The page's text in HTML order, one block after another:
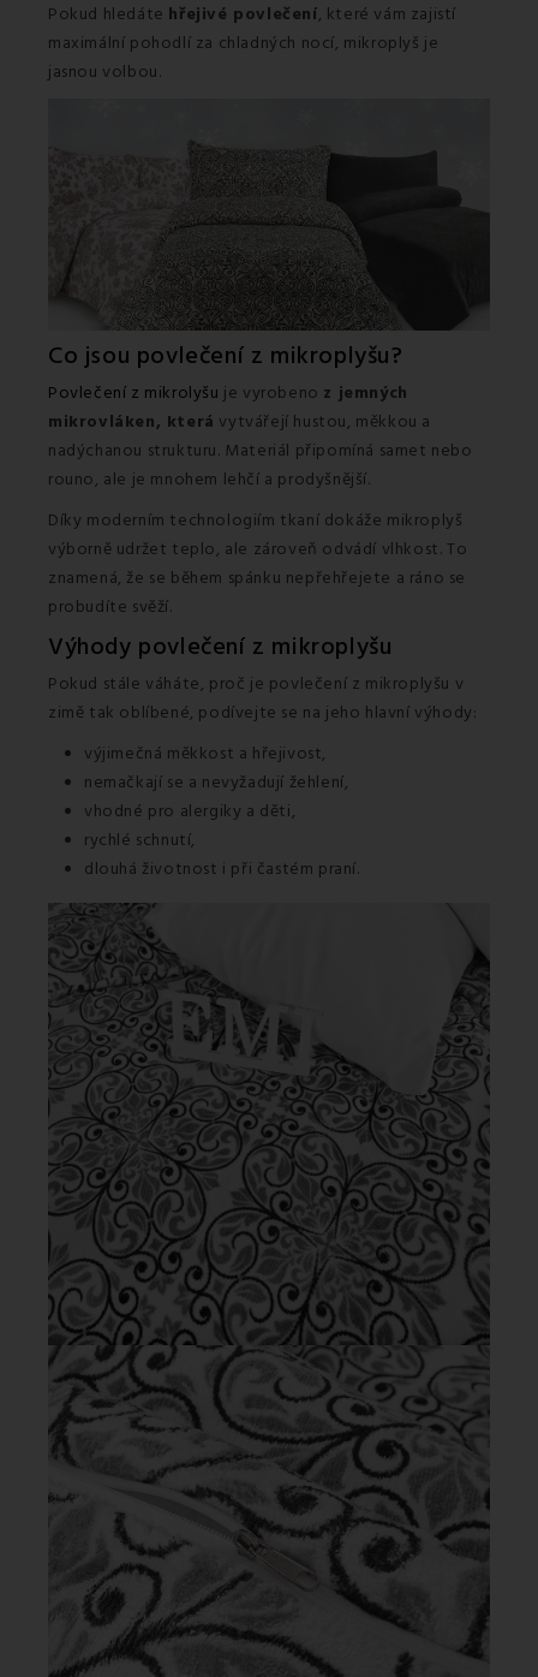
Pokud hledáte hřejivé povlečení, které vám zajistí
maximální pohodlí za chladných nocí, mikroplyš je
jasnou volbou.
Co jsou povlečení z mikroplyšu?
Povlečení z mikrolyšu je vyrobeno z jemných
mikrovláken, která vytvářejí hustou, měkkou a
nadýchanou strukturu. Materiál připomíná samet nebo
rouno, ale je mnohem lehčí a prodyšnější.
Díky moderním technologiím tkaní dokáže mikroplyš
výborně udržet teplo, ale zároveň odvádí vlhkost. To
znamená, že se během spánku nepřehřejete a ráno se
probudíte svěží.
Výhody povlečení z mikroplyšu
Pokud stále váháte, proč je povlečení z mikroplyšu v
zimě tak oblíbené, podívejte se na jeho hlavní výhody:
výjimečná měkkost a hřejivost,
nemačkají se a nevyžadují žehlení,
vhodné pro alergiky a děti,
rychlé schnutí,
dlouhá životnost i při častém praní.